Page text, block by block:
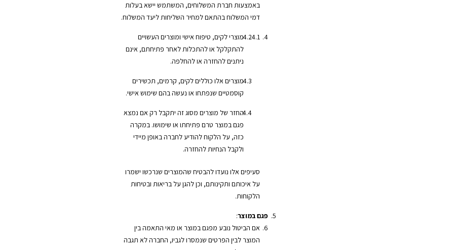
באמצעות חברת המשלוחים, המשתמש יישא בעלות
דמי המשלוח בהתאם למחיר השליחות ליעד המשלוח.
מוצרי לקים, טיפוח אישי ומוצרים העשויים
להתקלקל או להתכלות לאחר פתיחתם, אינם
ניתנים להחזרה או להחלפה.
מוצרים אלו כוללים לקים, קרמים, תכשירים
קוסמטיים שנפתחו או נעשה בהם שימוש אישי.
החזר של מוצרים מסוג זה יתקבל רק אם נמצא
פגם במוצר טרם פתיחתו או שימושו. במקרה
כזה, על הלקוח להודיע לחברה באופן מיידי
ולקבל הנחיות להחזרה.
סעיפים אלו נועדו להבטיח שהמוצרים שנרכשו ישמרו
על איכותם ותקינותם, וכן להגן על בריאות ובטיחות
הלקוחות.
פגם במוצר:
אם הביטול נובע מפגם במוצר או מאי התאמה בין
המוצר לבין הפרטים שנמסרו לגביו, החברה לא תגבה